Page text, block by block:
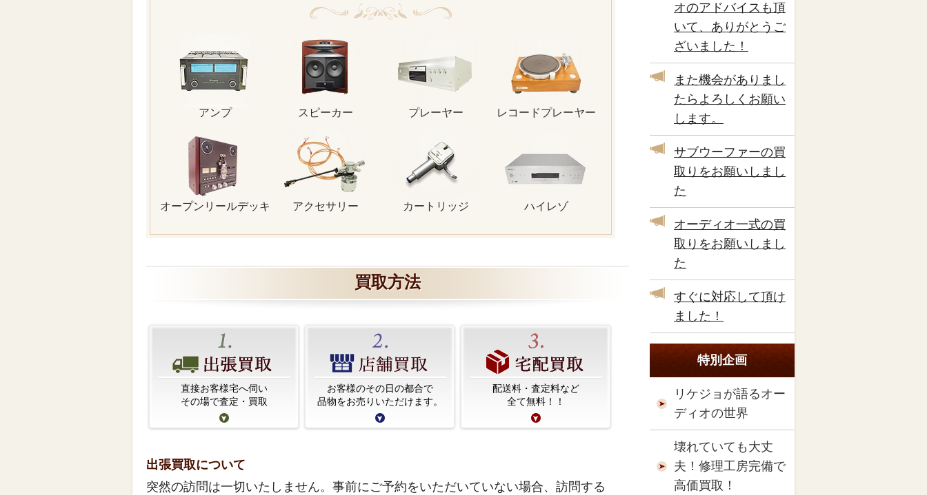
アンプ スピーカー プレーヤー レコードプレーヤー
オープンリールデッキ アクセサリー カートリッジ ハイレゾ
買取方法
直接お客様宅へ伺い
その場で査定・買取
お客様のその日の都合で
品物をお売りいただけます。
配送料・査定料など
全て無料！！
出張買取について
突然の訪問は一切いたしません。事前にご予約をいただいていない場合、訪問する
オのアドバイスも頂
いて、ありがとうご
ざいました！
また機会がありまし
たらよろしくお願い
します。
サブウーファーの買
取りをお願いしまし
た
オーディオ一式の買
取りをお願いしまし
た
すぐに対応して頂け
ました！
特別企画
リケジョが語るオー
ディオの世界
壊れていても大丈
夫！修理工房完備で
高価買取！